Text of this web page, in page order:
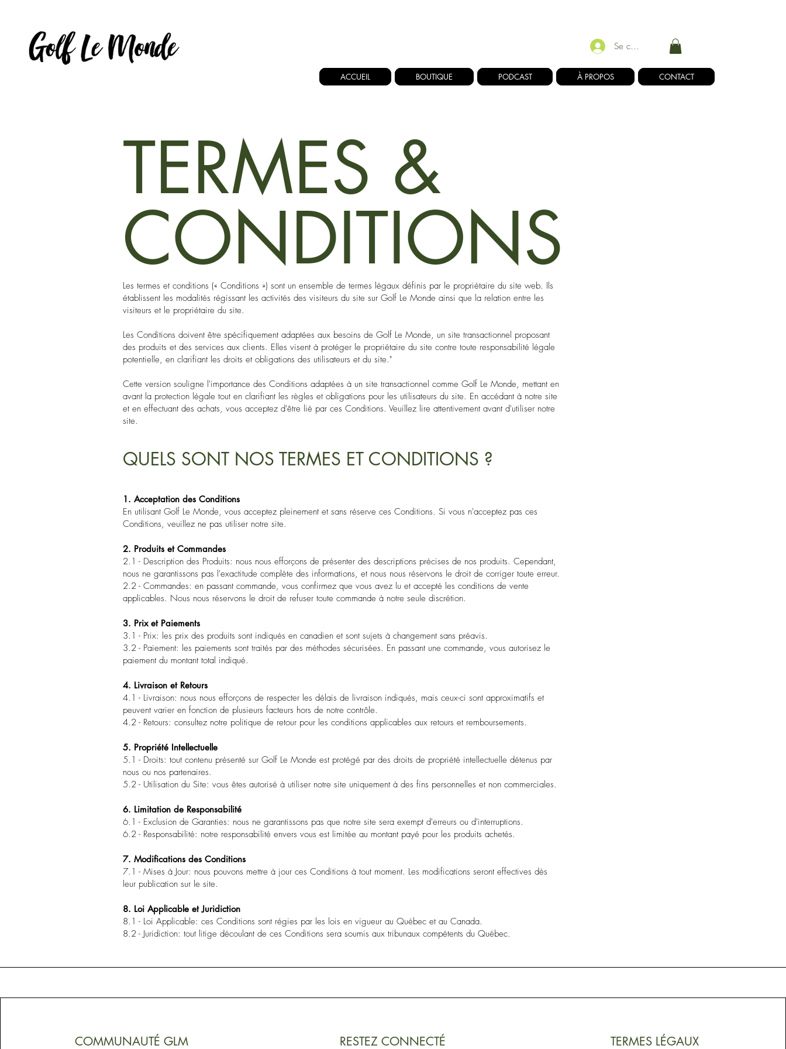
Se connecter
ACCUEIL BOUTIQUE PODCAST À PROPOS CONTACT
TERMES &
CONDITIONS
Les termes et conditions (« Conditions ») sont un ensemble de termes légaux définis par le propriétaire du site web. Ils
établissent les modalités régissant les activités des visiteurs du site sur Golf Le Monde ainsi que la relation entre les
visiteurs et le propriétaire du site.
Les Conditions doivent être spécifiquement adaptées aux besoins de Golf Le Monde, un site transactionnel proposant
des produits et des services aux clients. Elles visent à protéger le propriétaire du site contre toute responsabilité légale
potentielle, en clarifiant les droits et obligations des utilisateurs et du site."
Cette version souligne l'importance des Conditions adaptées à un site transactionnel comme Golf Le Monde, mettant en
avant la protection légale tout en clarifiant les règles et obligations pour les utilisateurs du site. En accédant à notre site
et en effectuant des achats, vous acceptez d'être lié par ces Conditions. Veuillez lire attentivement avant d'utiliser notre
site.
QUELS SONT NOS TERMES ET CONDITIONS ?
1. Acceptation des Conditions
En utilisant Golf Le Monde, vous acceptez pleinement et sans réserve ces Conditions. Si vous n'acceptez pas ces
Conditions, veuillez ne pas utiliser notre site.
2. Produits et Commandes
2.1 - Description des Produits: nous nous efforçons de présenter des descriptions précises de nos produits. Cependant,
nous ne garantissons pas l'exactitude complète des informations, et nous nous réservons le droit de corriger toute erreur.
2.2 - Commandes: en passant commande, vous confirmez que vous avez lu et accepté les conditions de vente
applicables. Nous nous réservons le droit de refuser toute commande à notre seule discrétion.
3. Prix et Paiements
3.1 - Prix: les prix des produits sont indiqués en canadien et sont sujets à changement sans préavis.
3.2 - Paiement: les paiements sont traités par des méthodes sécurisées. En passant une commande, vous autorisez le
paiement du montant total indiqué.
4. Livraison et Retours
4.1 - Livraison: nous nous efforçons de respecter les délais de livraison indiqués, mais ceux-ci sont approximatifs et
peuvent varier en fonction de plusieurs facteurs hors de notre contrôle.
4.2 - Retours: consultez notre politique de retour pour les conditions applicables aux retours et remboursements.
5. Propriété Intellectuelle
5.1 - Droits: tout contenu présenté sur Golf Le Monde est protégé par des droits de propriété intellectuelle détenus par
nous ou nos partenaires.
5.2 - Utilisation du Site: vous êtes autorisé à utiliser notre site uniquement à des fins personnelles et non commerciales.
6. Limitation de Responsabilité
6.1 - Exclusion de Garanties: nous ne garantissons pas que notre site sera exempt d'erreurs ou d'interruptions.
6.2 - Responsabilité: notre responsabilité envers vous est limitée au montant payé pour les produits achetés.
7. Modifications des Conditions
7.1 - Mises à Jour: nous pouvons mettre à jour ces Conditions à tout moment. Les modifications seront effectives dès
leur publication sur le site.
8. Loi Applicable et Juridiction
8.1 - Loi Applicable: ces Conditions sont régies par les lois en vigueur au Québec et au Canada.
8.2 - Juridiction: tout litige découlant de ces Conditions sera soumis aux tribunaux compétents du Québec.
COMMUNAUTÉ GLM RESTEZ CONNECTÉ TERMES LÉGAUX